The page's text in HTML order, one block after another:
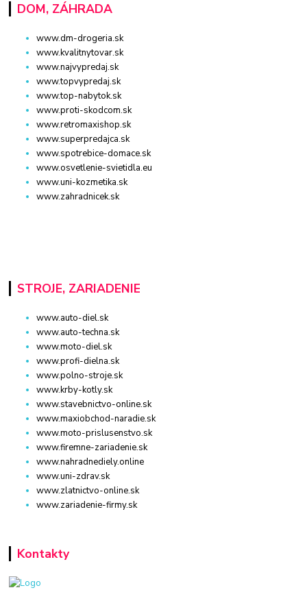
DOM, ZÁHRADA
www.dm-drogeria.sk
www.kvalitnytovar.sk
www.najvypredaj.sk
www.topvypredaj.sk
www.top-nabytok.sk
www.proti-skodcom.sk
www.retromaxishop.sk
www.superpredajca.sk
www.spotrebice-domace.sk
www.osvetlenie-svietidla.eu
www.uni-kozmetika.sk
www.zahradnicek.sk
STROJE, ZARIADENIE
www.auto-diel.sk
www.auto-techna.sk
www.moto-diel.sk
www.profi-dielna.sk
www.polno-stroje.sk
www.krby-kotly.sk
www.stavebnictvo-online.sk
www.maxiobchod-naradie.sk
www.moto-prislusenstvo.sk
www.firemne-zariadenie.sk
www.nahradnediely.online
www.uni-zdrav.sk
www.zlatnictvo-online.sk
www.zariadenie-firmy.sk
Kontakty